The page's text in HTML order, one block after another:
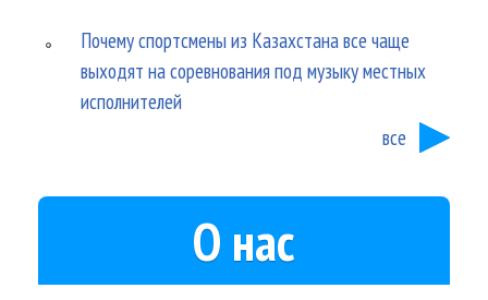
Почему спортсмены из Казахстана все чаще
выходят на соревнования под музыку местных
исполнителей
все
О нас